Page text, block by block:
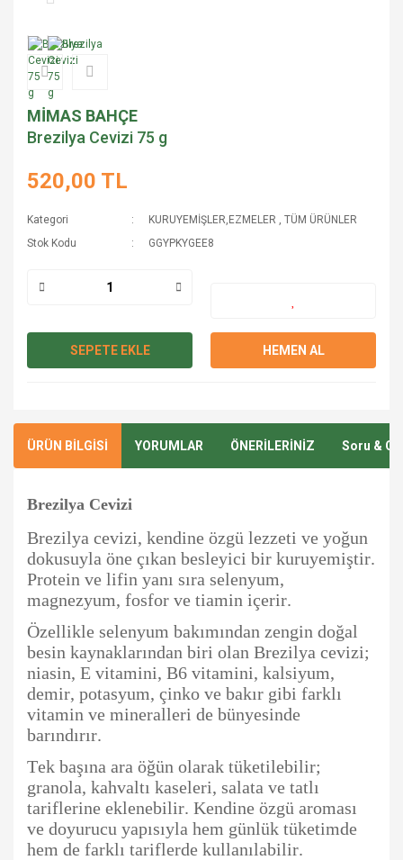
MİMAS BAHÇE
Brezilya Cevizi 75 g
520,00 TL
Kategori KURUYEMİŞLER,EZMELER ,TÜM ÜRÜNLER
Stok Kodu
GGYPKYGEE8
SEPETE EKLE HEMEN AL
ÜRÜN BİLGİSİ YORUMLAR ÖNERİLERİNİZ Soru &
Brezilya Cevizi
Brezilya cevizi, kendine özgü lezzeti ve yoğun
dokusuyla öne çıkan besleyici bir kuruyemiştir.
Protein ve lifin yanı sıra selenyum,
magnezyum, fosfor ve tiamin içerir.
Özellikle selenyum bakımından zengin doğal
besin kaynaklarından biri olan Brezilya cevizi;
niasin, E vitamini, B6 vitamini, kalsiyum,
demir, potasyum, çinko ve bakır gibi farklı
vitamin ve mineralleri de bünyesinde
barındırır.
Tek başına ara öğün olarak tüketilebilir;
granola, kahvaltı kaseleri, salata ve tatlı
tariflerine eklenebilir. Kendine özgü aroması
ve doyurucu yapısıyla hem günlük tüketimde
hem de farklı tariflerde kullanılabilir.